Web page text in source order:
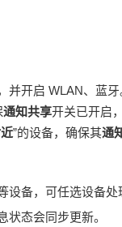
开启 WLAN、蓝牙
通知共享开关已开启
”的设备，确保其通
备，可任选设备
态会同步更新。